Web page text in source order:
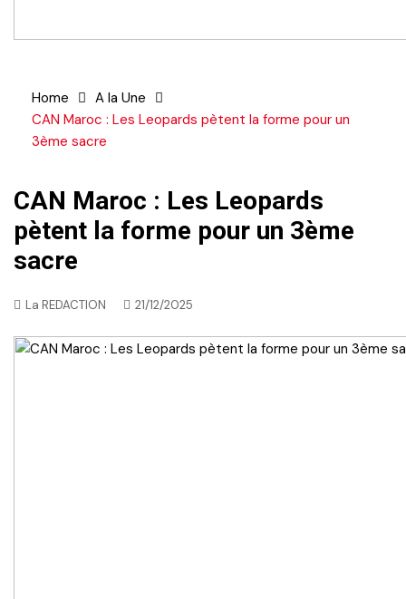
Home
A la Une
CAN Maroc : Les Leopards pètent la forme pour un
3ème sacre
CAN Maroc : Les Leopards
pètent la forme pour un 3ème
sacre
La REDACTION 21/12/2025